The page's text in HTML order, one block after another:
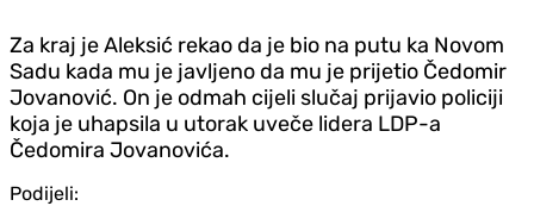
Za kraj je Aleksić rekao da je bio na putu ka Novom
Sadu kada mu je javljeno da mu je prijetio Čedomir
Jovanović. On je odmah cijeli slučaj prijavio policiji
koja je uhapsila u utorak uveče lidera LDP-a
Čedomira Jovanovića.
Podijeli: